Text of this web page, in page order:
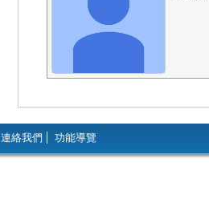
連絡我們 功能導覽